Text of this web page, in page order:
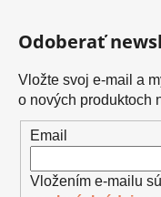
Odoberať
Vložte svoj e-mail a
o nových produktoch
Email
Vložením e-mailu